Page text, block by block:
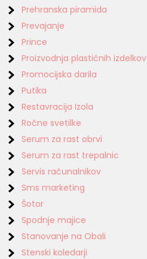
Prehranska piramida
Prevajanje
Prince
Proizvodnja plastičnih izdelkov
Promocijska darila
Putika
Restavracija Izola
Ročne svetilke
Serum za rast obrvi
Serum za rast trepalnic
Servis računalnikov
Sms marketing
Šotor
Spodnje majice
Stanovanje na Obali
Stenski koledarji